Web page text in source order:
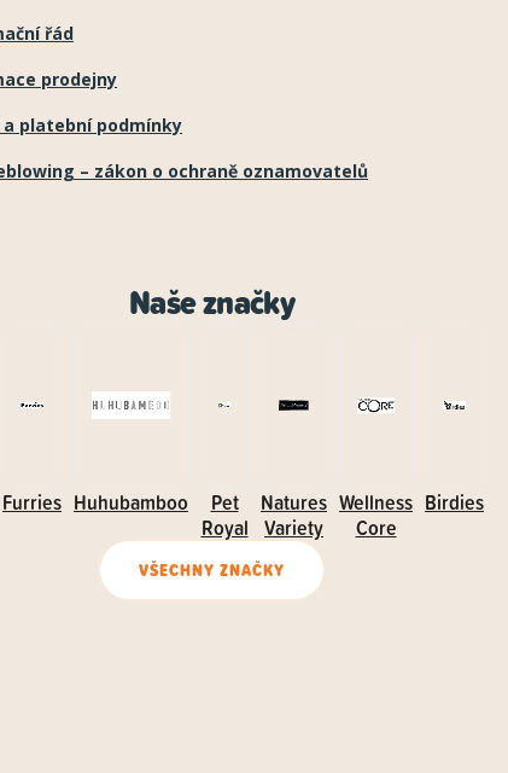
řád
prodejny
a platební podmínky
– zákon o ochraně oznamovatelů
Naše značky
Furries Huhubamboo
Pet
Royal
Natures
Variety
Wellness
Core
Birdies
VŠECHNY ZNAČKY